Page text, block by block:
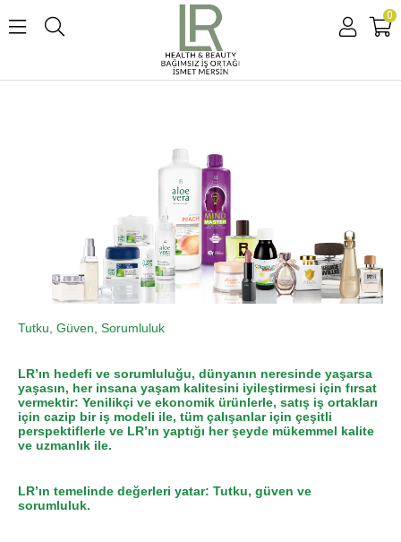
0
Tutku, Güven, Sorumluluk
LR’ın hedefi ve sorumluluğu, dünyanın neresinde yaşarsa
yaşasın, her insana yaşam kalitesini iyileştirmesi için fırsat
vermektir: Yenilikçi ve ekonomik ürünlerle, satış iş ortakları
için cazip bir iş modeli ile, tüm çalışanlar için çeşitli
perspektiflerle ve LR’ın yaptığı her şeyde mükemmel kalite
ve uzmanlık ile.
LR’ın temelinde değerleri yatar: Tutku, güven ve
sorumluluk.